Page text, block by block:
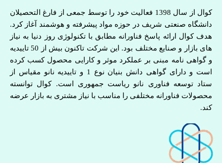
کوال از سال 1398 فعالیت خود را توسط جمعی از فارغ التحصیلان
دانشگاه صنعتی شریف در حوزه مواد پیشرفته و هوشمند آغاز کرد.
هدف کوال ارائه پاسخ فناورانه مطابق با تکنولوژی روز دنیا به نیاز
های بازار و صنایع مختلف بود. این شرکت تاکنون بیش از 50 تاییدیه
و گواهی نامه مبنی بر عملکرد موثر و کارایی محصول کسب کرده
است و دارای گواهی دانش بنیان نوع 1 و تاییدیه نانو مقیاس از
ستاد توسعه فناوری نانو ریاست جمهوری است. کوال توانسته
محصولات فناورانه مختلفی را مناسب با نیاز مشتری به بازار عرضه
کند.